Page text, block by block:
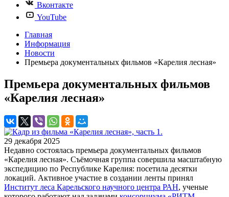
Вконтакте
YouTube
Главная
Информация
Новости
Премьера документальных фильмов «Карелия лесная»
Премьера документальных фильмов
«Карелия лесная»
29 декабря 2025
Недавно состоялась премьера документальных фильмов
«Карелия лесная». Съёмочная группа совершила масштабную
экспедицию по Республике Карелия: посетила десятки
локаций. Активное участие в создании ленты принял
Институт леса Карельского научного центра РАН, ученые